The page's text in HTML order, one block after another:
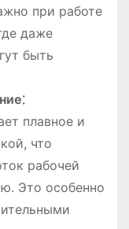
при работе
даже
быть
плавное и
что
рабочей
Это особенно